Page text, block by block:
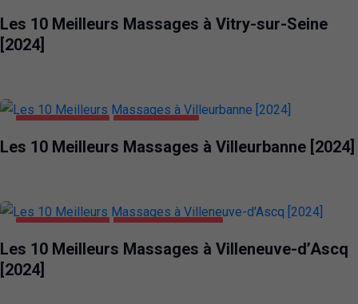
Les 10 Meilleurs Massages à Vitry-sur-Seine
[2024]
DIVERTISSEMENT VILLEURBANNE
Les 10 Meilleurs Massages à Villeurbanne [2024]
DIVERTISSEMENT VILLENEUVE-D'ASCQ
Les 10 Meilleurs Massages à Villeneuve-d’Ascq
[2024]